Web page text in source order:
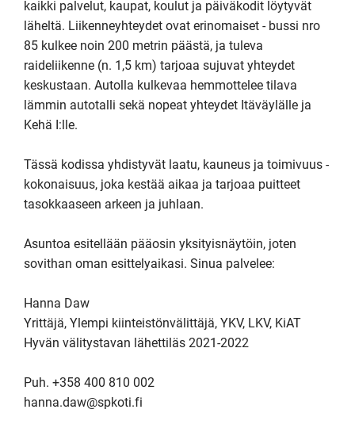
kaikki palvelut, kaupat, koulut ja päiväkodit löytyvät
läheltä. Liikenneyhteydet ovat erinomaiset - bussi nro
85 kulkee noin 200 metrin päästä, ja tuleva
raideliikenne (n. 1,5 km) tarjoaa sujuvat yhteydet
keskustaan. Autolla kulkevaa hemmottelee tilava
lämmin autotalli sekä nopeat yhteydet Itäväylälle ja
Kehä I:lle.
Tässä kodissa yhdistyvät laatu, kauneus ja toimivuus -
kokonaisuus, joka kestää aikaa ja tarjoaa puitteet
tasokkaaseen arkeen ja juhlaan.
Asuntoa esitellään pääosin yksityisnäytöin, joten
sovithan oman esittelyaikasi. Sinua palvelee:
Hanna Daw
Yrittäjä, Ylempi kiinteistönvälittäjä, YKV, LKV, KiAT
Hyvän välitystavan lähettiläs 2021-2022
Puh. +358 400 810 002
hanna.daw@spkoti.fi